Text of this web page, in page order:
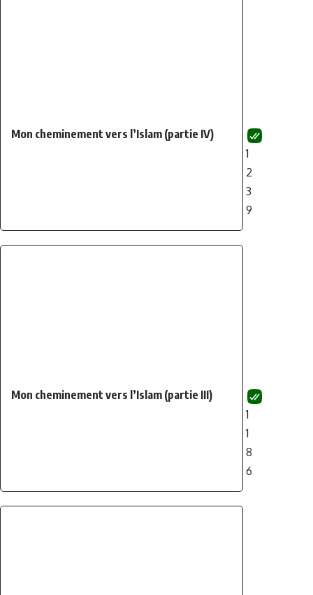
Mon cheminement vers l’Islam (partie IV)
1
2
3
9
Mon cheminement vers l’Islam (partie III)
1
1
8
6